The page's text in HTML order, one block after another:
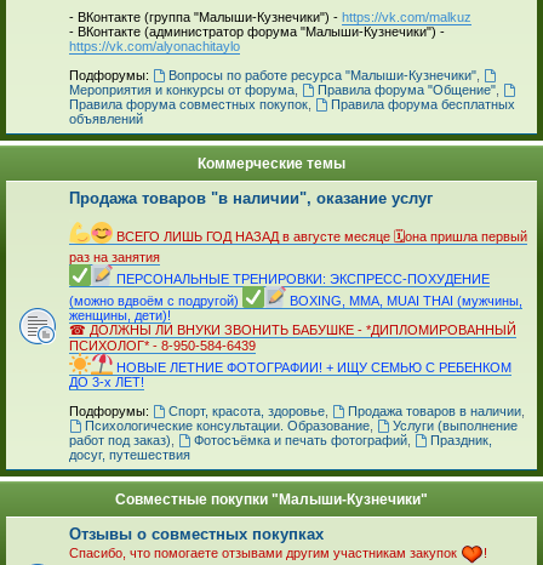
- ВКонтакте (группа "Малыши-Кузнечики") - https://vk.com/malkuz
- ВКонтакте (администратор форума "Малыши-Кузнечики") -
https://vk.com/alyonachitaylo
Подфорумы: Вопросы по работе ресурса "Малыши-Кузнечики",
Мероприятия и конкурсы от форума
Правила форума "Общение",
Правила форума совместных покупок
Правила форума бесплатных
объявлений
Коммерческие темы
Продажа товаров "в наличии", оказание услуг
ВСЕГО ЛИШЬ ГОД НАЗАД в августе месяце 🗓она пришла первый
раз на занятия
ПЕРСОНАЛЬНЫЕ ТРЕНИРОВКИ: ЭКСПРЕСС-ПОХУДЕНИЕ
(можно вдвоём с подругой)
BOXING, MMA, MUAI THAI (мужчины,
женщины, дети)!
☎ ДОЛЖНЫ ЛИ ВНУКИ ЗВОНИТЬ БАБУШКЕ - *ДИПЛОМИРОВАННЫЙ
ПСИХОЛОГ* - 8-950-584-6439
НОВЫЕ ЛЕТНИЕ ФОТОГРАФИИ! + ИЩУ СЕМЬЮ С РЕБЕНКОМ
ДО 3-х ЛЕТ!
Подфорумы: Спорт, красота, здоровье, Продажа товаров в наличии,
Психологические консультации. Образование,
Услуги (выполнение
работ под заказ)
Фотосъёмка и печать фотографий,
Праздник,
досуг, путешествия
Совместные покупки "Малыши-Кузнечики"
Отзывы о совместных покупках
Спасибо, что помогаете отзывами другим участникам закупок
!